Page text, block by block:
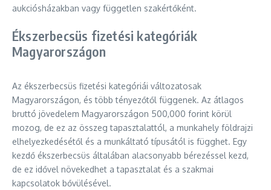
aukciósházakban vagy független szakértőként.
Ékszerbecsüs fizetési kategóriák
Magyarországon
Az ékszerbecsüs fizetési kategóriái változatosak
Magyarországon, és több tényezőtől függenek. Az átlagos
bruttó jövedelem Magyarországon 500,000 forint körül
mozog, de ez az összeg tapasztalattól, a munkahely földrajzi
elhelyezkedésétől és a munkáltató típusától is függhet. Egy
kezdő ékszerbecsüs általában alacsonyabb bérezéssel kezd,
de ez idővel növekedhet a tapasztalat és a szakmai
kapcsolatok bővülésével.